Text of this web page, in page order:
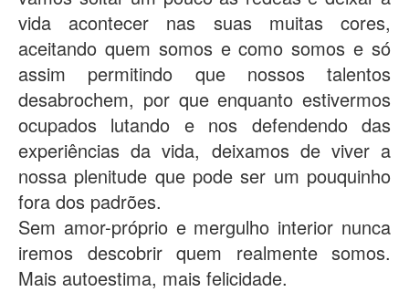
vida acontecer nas suas muitas cores,
aceitando quem somos e como somos e só
assim permitindo que nossos talentos
desabrochem, por que enquanto estivermos
ocupados lutando e nos defendendo das
experiências da vida, deixamos de viver a
nossa plenitude que pode ser um pouquinho
fora dos padrões.
Sem amor-próprio e mergulho interior nunca
iremos descobrir quem realmente somos.
Mais autoestima, mais felicidade.